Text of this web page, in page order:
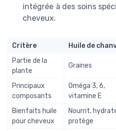
intégrée à des soins
cheveux.
Critère Huile de
Partie de la
plante
Graines
Principaux
composants
Oméga 3, 6,
vitamine E
Bienfaits huile
pour cheveux
Nourrit,
protège